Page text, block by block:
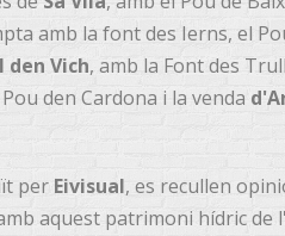
amb la font des Ierns, el
den Vich, amb la Font des
den Cardona i la venda
per Eivisual, es recullen
aquest patrimoni hídric de